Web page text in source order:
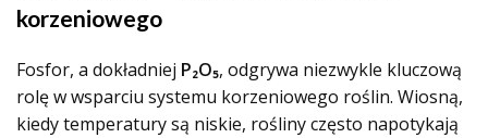
korzeniowego
Fosfor, a dokładniej P₂O₅, odgrywa niezwykle kluczową
rolę w wsparciu systemu korzeniowego roślin. Wiosną,
kiedy temperatury są niskie, rośliny często napotykają